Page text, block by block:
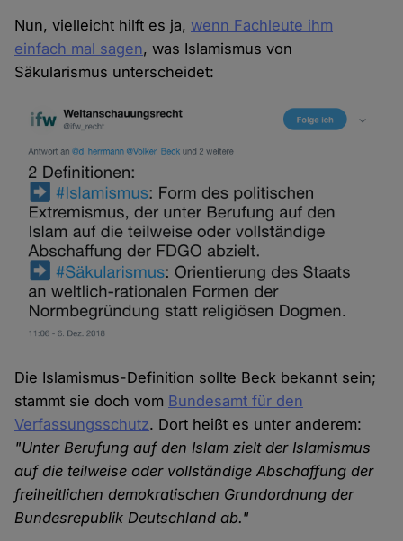
Nun, vielleicht hilft es ja, wenn Fachleute ihm
einfach mal sagen, was Islamismus von
Säkularismus unterscheidet:
Die Islamismus-Definition sollte Beck bekannt sein;
stammt sie doch vom Bundesamt für den
Verfassungsschutz. Dort heißt es unter anderem:
"Unter Berufung auf den Islam zielt der Islamismus
auf die teilweise oder vollständige Abschaffung der
freiheitlichen demokratischen Grundordnung der
Bundesrepublik Deutschland ab."